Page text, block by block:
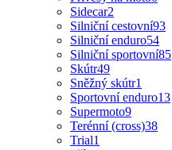
Sidecar2
Silniční cestovní93
Silniční enduro54
Silniční sportovní85
Skútr49
Sněžný skútr1
Sportovní enduro13
Supermoto9
Terénní (cross)38
Trial1